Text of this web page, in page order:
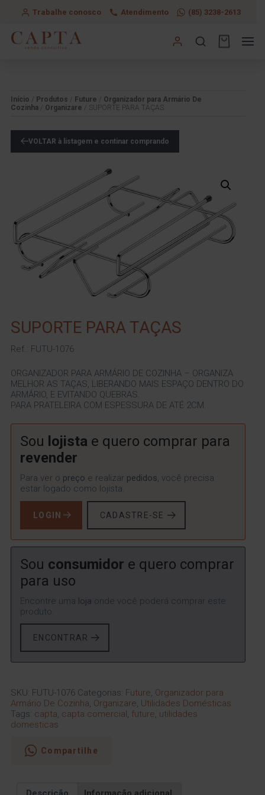
Trabalhe conosco Atendimento (85) 3238-2613
Início Produtos Future
Organizador para Armário De
Cozinha
Organizare / SUPORTE PARA TAÇAS
VOLTAR à listagem e continar comprando
SUPORTE PARA TAÇAS
Ref.: FUTU-1076
ORGANIZADOR PARA ARMÁRIO DE COZINHA – ORGANIZA
MELHOR AS TAÇAS, LIBERANDO MAIS ESPAÇO DENTRO DO
ARMÁRIO, E EVITANDO QUEBRAS.
PARA PRATELEIRA COM ESPESSURA DE ATÉ 2CM.
Sou lojista e quero comprar para
revender
Para ver o preço e realizar pedidos, você precisa
estar logado como lojista.
LOGIN CADASTRE-SE
Sou consumidor e quero comprar
para uso
Encontre uma loja onde você poderá comprar este
produto.
ENCONTRAR
SKU: FUTU-1076 Categorias: Future, Organizador para
Armário De Cozinha, Organizare, Utilidades Domésticas
Tags: capta, capta comercial, future, utilidades
domesticas
Compartilhe
Descrição Informação adicional